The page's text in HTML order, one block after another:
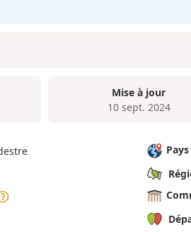
Mise à jour
10 sept. 2024
Pays